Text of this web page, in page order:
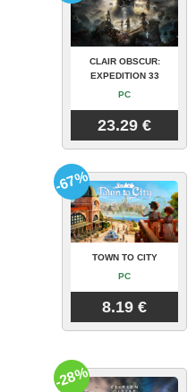
CLAIR OBSCUR:
EXPEDITION 33
PC
23.29 €
TOWN TO CITY
PC
8.19 €
-67%
-28%